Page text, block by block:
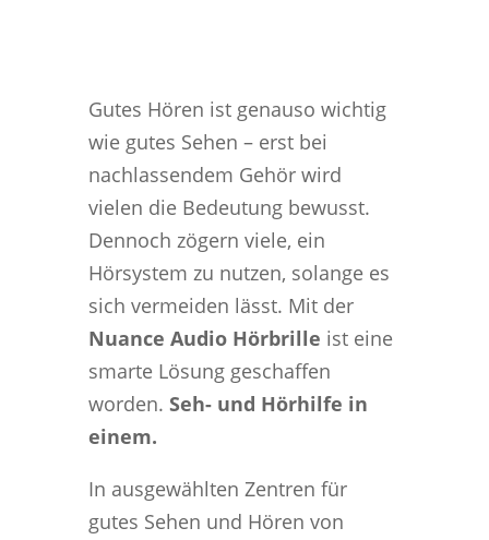
Gutes Hören ist genauso wichtig
wie gutes Sehen – erst bei
nachlassendem Gehör wird
vielen die Bedeutung bewusst.
Dennoch zögern viele, ein
Hörsystem zu nutzen, solange es
sich vermeiden lässt. Mit der
Nuance Audio Hörbrille ist eine
smarte Lösung geschaffen
worden. Seh- und Hörhilfe in
einem.
In ausgewählten Zentren für
gutes Sehen und Hören von